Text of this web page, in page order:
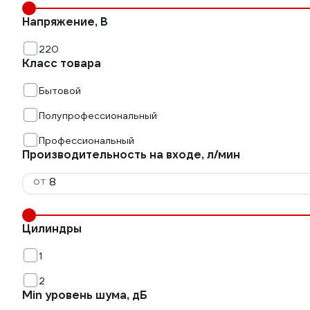
Напряжение, В
220
Класс товара
Бытовой
Полупрофессиональный
Профессиональный
Производительность на входе, л/мин
от
Цилиндры
1
2
Min уровень шума, дБ